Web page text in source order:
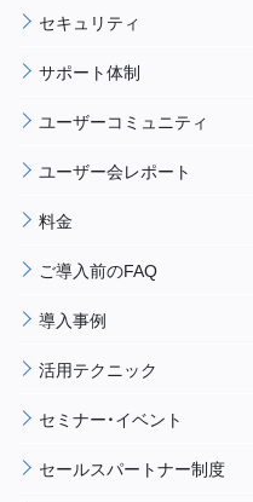
セキュリティ
サポート体制
ユーザーコミュニティ
ユーザー会レポート
料金
ご導入前のFAQ
導入事例
活用テクニック
セミナー・イベント
セールスパートナー制度